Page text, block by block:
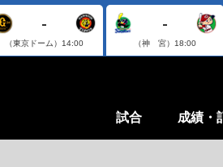
-
（東京ドーム） 14:00
-
（神 宮） 18:00
試合 成績・